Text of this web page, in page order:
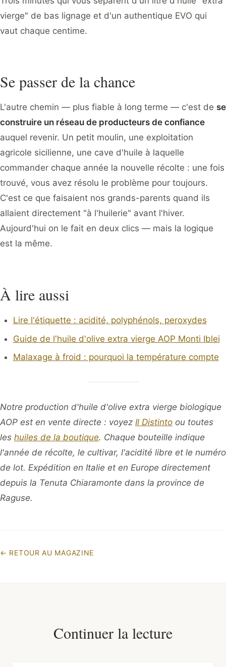
vierge" de bas lignage et d'un authentique EVO qui
vaut chaque centime.
Se passer de la chance
L'autre chemin — plus fiable à long terme — c'est de se
construire un réseau de producteurs de confiance
auquel revenir. Un petit moulin, une exploitation
agricole sicilienne, une cave d'huile à laquelle
commander chaque année la nouvelle récolte : une fois
trouvé, vous avez résolu le problème pour toujours.
C'est ce que faisaient nos grands-parents quand ils
allaient directement "à l'huilerie" avant l'hiver.
Aujourd'hui on le fait en deux clics — mais la logique
est la même.
À lire aussi
Lire l'étiquette : acidité, polyphénols, peroxydes
Guide de l'huile d'olive extra vierge AOP Monti Iblei
Malaxage à froid : pourquoi la température compte
Notre production d'huile d'olive extra vierge biologique
AOP est en vente directe : voyez Il Distinto ou toutes
les huiles de la boutique. Chaque bouteille indique
l'année de récolte, le cultivar, l'acidité libre et le numéro
de lot. Expédition en Italie et en Europe directement
depuis la Tenuta Chiaramonte dans la province de
Raguse.
← RETOUR AU MAGAZINE
Continuer la lecture